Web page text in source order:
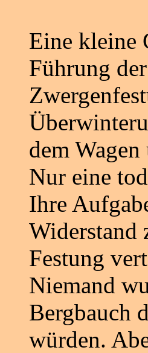
Eine kleine
Führung
dem
Nur eine
Ihre
Widerstand
Festung
Niemand
Bergbauch
würden.